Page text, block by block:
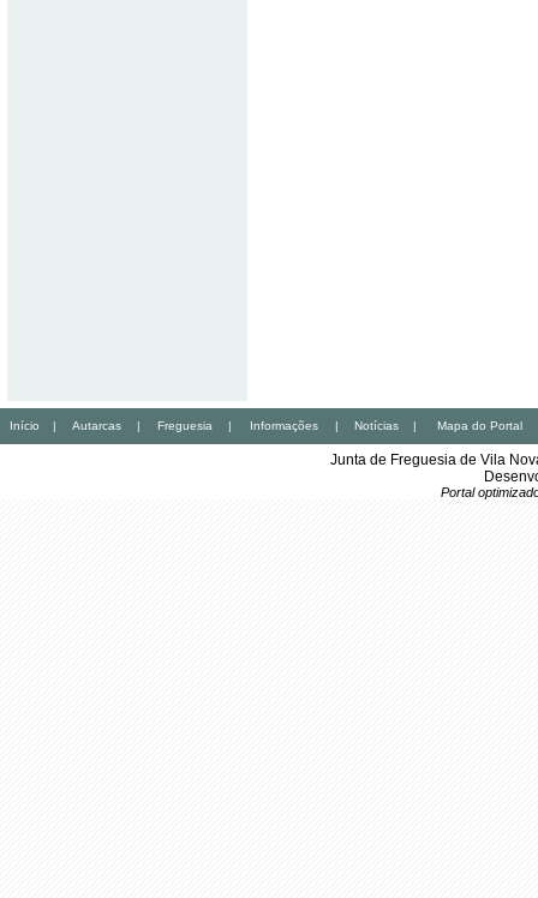
Início | Autarcas | Freguesia | Informações | Notícias | Mapa do Portal
Junta de Freguesia de Vila
Portal